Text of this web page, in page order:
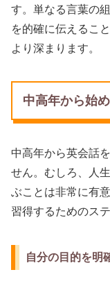
す。単なる言葉の
を的確に伝えるこ
より深まります。
中高年から始
中高年から英会話
せん。むしろ、人
ぶことは非常に有
習得するためのス
自分の目的を明